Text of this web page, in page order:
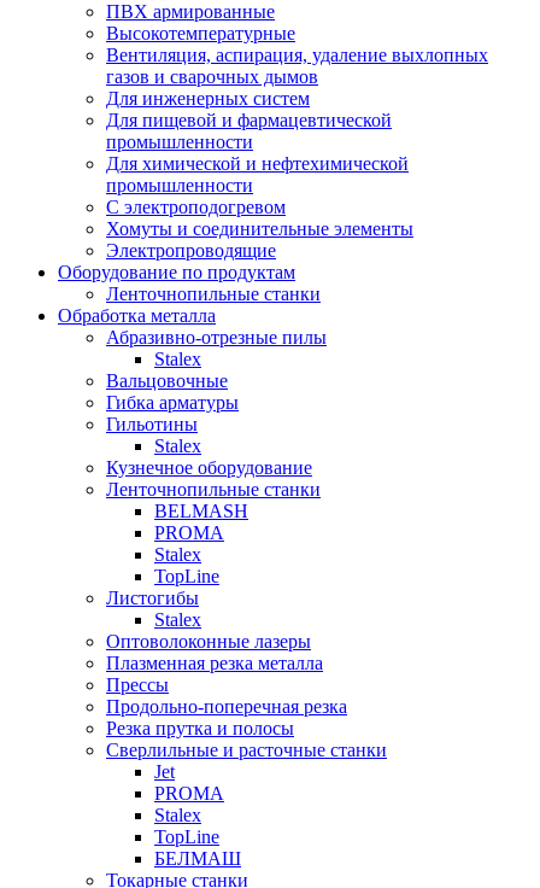
ПВХ армированные
Высокотемпературные
Вентиляция, аспирация, удаление выхлопных
газов и сварочных дымов
Для инженерных систем
Для пищевой и фармацевтической
промышленности
Для химической и нефтехимической
промышленности
С электроподогревом
Хомуты и соединительные элементы
Электропроводящие
Оборудование по продуктам
Ленточнопильные станки
Обработка металла
Абразивно-отрезные пилы
Stalex
Вальцовочные
Гибка арматуры
Гильотины
Stalex
Кузнечное оборудование
Ленточнопильные станки
BELMASH
PROMA
Stalex
TopLine
Листогибы
Stalex
Оптоволоконные лазеры
Плазменная резка металла
Прессы
Продольно-поперечная резка
Резка прутка и полосы
Сверлильные и расточные станки
Jet
PROMA
Stalex
TopLine
БЕЛМАШ
Токарные станки